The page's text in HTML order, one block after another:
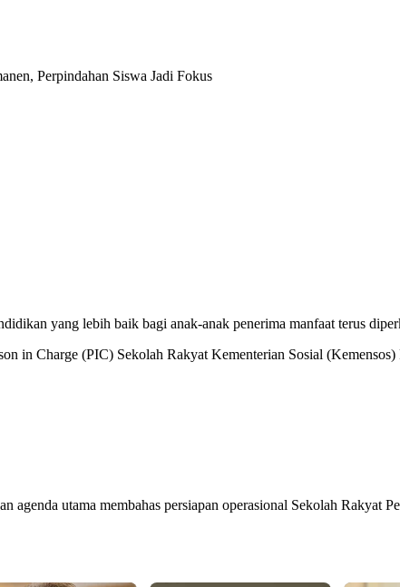
Perpindahan Siswa Jadi Fokus
yang lebih baik bagi anak-anak penerima manfaat terus
in Charge (PIC) Sekolah Rakyat Kementerian Sosial
utama membahas persiapan operasional Sekolah Rakyat